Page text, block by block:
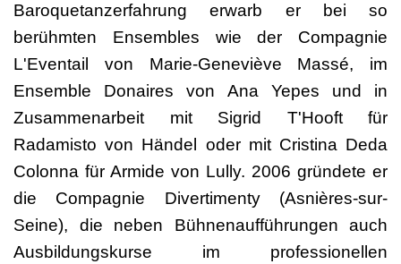
Baroquetanzerfahrung erwarb er bei so
berühmten Ensembles wie der Compagnie
L'Eventail von Marie-Geneviève Massé, im
Ensemble Donaires von Ana Yepes und in
Zusammenarbeit mit Sigrid T'Hooft für
Radamisto von Händel oder mit Cristina Deda
Colonna für Armide von Lully. 2006 gründete er
die Compagnie Divertimenty (Asnières-sur-
Seine), die neben Bühnenaufführungen auch
Ausbildungskurse im professionellen